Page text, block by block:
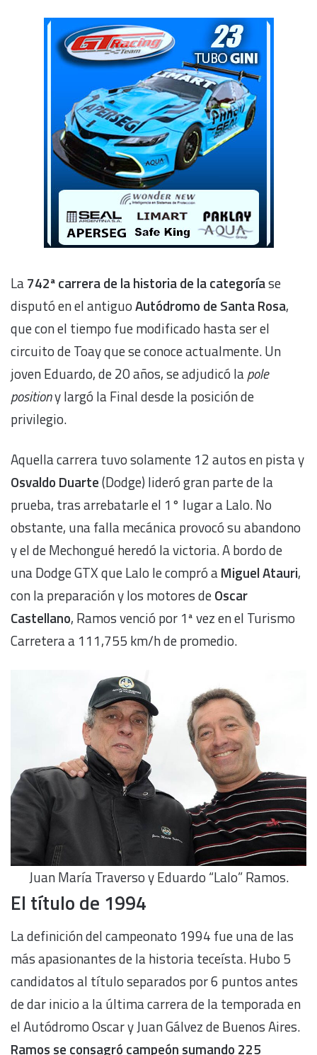
La742ª carrera de la historia de la categoríase
disputó en el antiguoAutódromo de Santa Rosa,
que con el tiempo fue modificado hasta ser el
circuito de Toay que se conoce actualmente. Un
joven Eduardo, de 20 años, se adjudicó lapole
positiony largó la Final desde la posición de
privilegio.
Aquella carrera tuvo solamente 12 autos en pista y
Osvaldo Duarte(Dodge) lideró gran parte de la
prueba, tras arrebatarle el 1° lugar a Lalo. No
obstante, una falla mecánica provocó su abandono
y el de Mechongué heredó la victoria. A bordo de
una Dodge GTX que Lalo le compró aMiguel Atauri,
con la preparación y los motores deOscar
Castellano, Ramos venció por 1ª vez en el Turismo
Carretera a 111,755 km/h de promedio.
Juan María Traverso y Eduardo “Lalo” Ramos.
El título de 1994
La definición del campeonato 1994 fue una de las
más apasionantes de la historia teceísta. Hubo 5
candidatos al título separados por 6 puntos antes
de dar inicio a la última carrera de la temporada en
el Autódromo Oscar y Juan Gálvez de Buenos Aires.
Ramos se consagró campeón sumando 225